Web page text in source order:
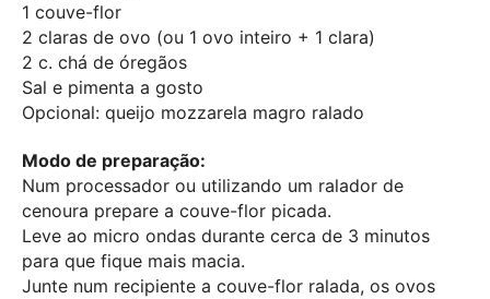
1 couve-flor
2 claras de ovo (ou 1 ovo inteiro + 1 clara)
2 c. chá de óregãos
Sal e pimenta a gosto
Opcional: queijo mozzarela magro ralado
Modo de preparação:
Num processador ou utilizando um ralador de
cenoura prepare a couve-flor picada.
Leve ao micro ondas durante cerca de 3 minutos
para que fique mais macia.
Junte num recipiente a couve-flor ralada, os ovos